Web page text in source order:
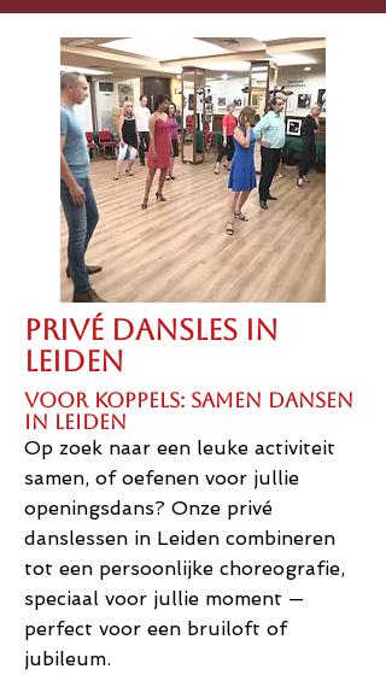
Privé dansles IN
LEIDEN
Voor koppels: samen dansen
in Leiden
Op zoek naar een leuke activiteit
samen, of oefenen voor jullie
openingsdans? Onze privé
danslessen in Leiden combineren
tot een persoonlijke choreografie,
speciaal voor jullie moment —
perfect voor een bruiloft of
jubileum.